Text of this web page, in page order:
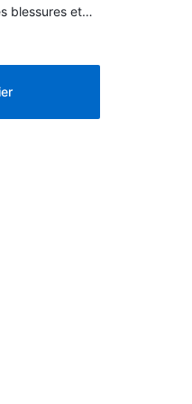
blessures et
sentir et
cause d'un
des